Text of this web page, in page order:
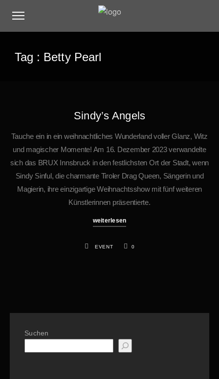
Tag : Betty Pearl
Sindy’s Angels
Tauche ein in ein weihnachtliches Wunderland voller Glanz, Witz
und magischer Momente! Am 16. Dezember 2023 verwandelte
sich das BRUX Innsbruck in den festlichsten Ort der Stadt, wenn
Sindy Sinful, die charmante Tiroler Drag Queen, Sängerin und
Magierin, ihre einzigartige Weihnachtsshow mit fünf weiteren
Künstlerinnen präsentierte.
weiterlesen
EVENT 0
Suchen